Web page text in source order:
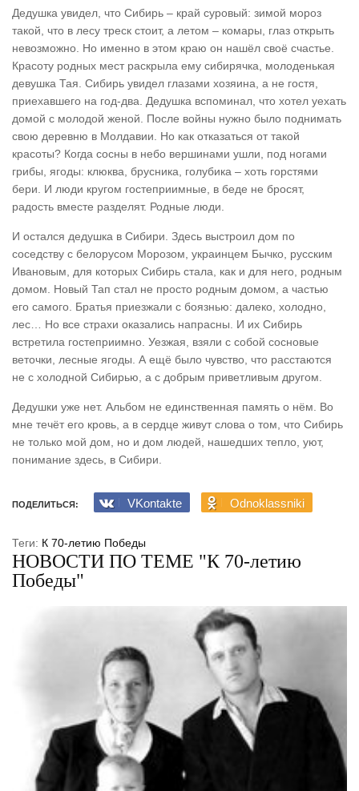
Дедушка увидел, что Сибирь – край суровый: зимой мороз
такой, что в лесу треск стоит, а летом – комары, глаз открыть
невозможно. Но именно в этом краю он нашёл своё счастье.
Красоту родных мест раскрыла ему сибирячка, молоденькая
девушка Тая. Сибирь увидел глазами хозяина, а не гостя,
приехавшего на год-два. Дедушка вспоминал, что хотел уехать
домой с молодой женой. После войны нужно было поднимать
свою деревню в Молдавии. Но как отказаться от такой
красоты? Когда сосны в небо вершинами ушли, под ногами
грибы, ягоды: клюква, брусника, голубика – хоть горстями
бери. И люди кругом гостеприимные, в беде не бросят,
радость вместе разделят. Родные люди.
И остался дедушка в Сибири. Здесь выстроил дом по
соседству с белорусом Морозом, украинцем Бычко, русским
Ивановым, для которых Сибирь стала, как и для него, родным
домом. Новый Тап стал не просто родным домом, а частью
его самого. Братья приезжали с боязнью: далеко, холодно,
лес… Но все страхи оказались напрасны. И их Сибирь
встретила гостеприимно. Уезжая, взяли с собой сосновые
веточки, лесные ягоды. А ещё было чувство, что расстаются
не с холодной Сибирью, а с добрым приветливым другом.
Дедушки уже нет. Альбом не единственная память о нём. Во
мне течёт его кровь, а в сердце живут слова о том, что Сибирь
не только мой дом, но и дом людей, нашедших тепло, уют,
понимание здесь, в Сибири.
ПОДЕЛИТЬСЯ: VKontakte Odnoklassniki
Теги: К 70-летию Победы
НОВОСТИ ПО ТЕМЕ "К 70-летию
Победы"